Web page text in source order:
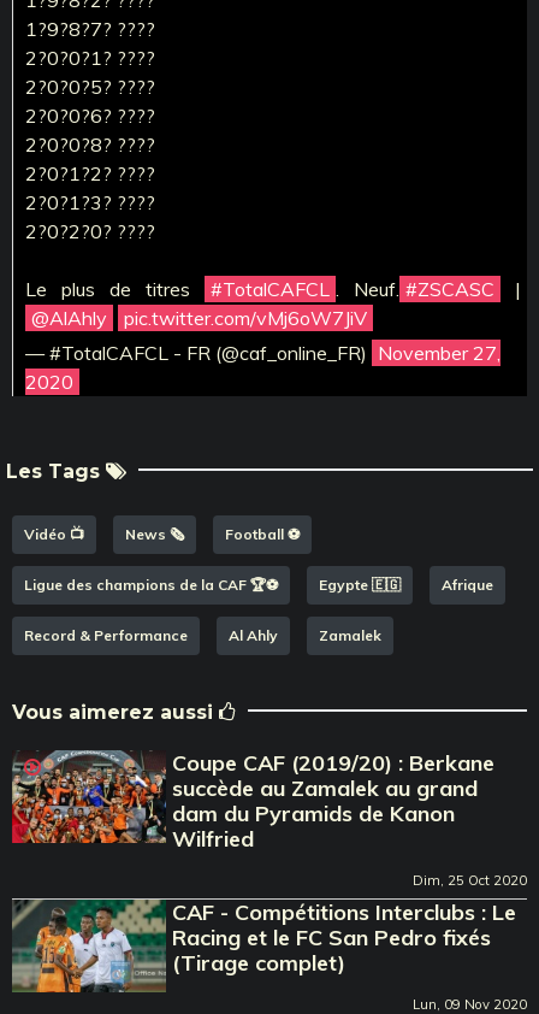
1?9?8?7? ????
2?0?0?1? ????
2?0?0?5? ????
2?0?0?6? ????
2?0?0?8? ????
2?0?1?2? ????
2?0?1?3? ????
2?0?2?0? ????
Le plus de titres #TotalCAFCL . Neuf. #ZSCASC
|
@AlAhly
pic.twitter.com/vMj6oW7JiV
— #TotalCAFCL - FR (@caf_online_FR) November 27,
2020
Les Tags
Vidéo 📺 News 🗞️ Football ⚽️
Ligue des champions de la CAF 🏆⚽️ Egypte 🇪🇬 Afrique
Record & Performance Al Ahly Zamalek
Vous aimerez aussi
Coupe CAF (2019/20) : Berkane
succède au Zamalek au grand
dam du Pyramids de Kanon
Wilfried
Dim, 25 Oct 2020
CAF - Compétitions Interclubs : Le
Racing et le FC San Pedro fixés
(Tirage complet)
Lun, 09 Nov 2020